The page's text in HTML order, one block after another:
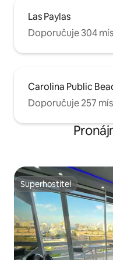
Las Paylas
Doporučuje 304
Carolina Public
Doporučuje 257
Superhostitel
Superhostitel